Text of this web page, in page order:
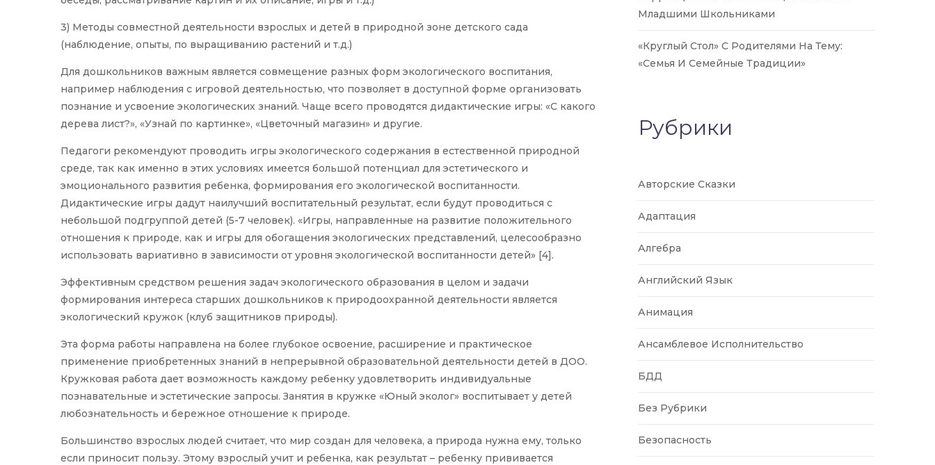
3) Методы совместной деятельности взрослых и детей в природной зоне детского сада
(наблюдение, опыты, по выращиванию растений и т.д.)
Для дошкольников важным является совмещение разных форм экологического воспитания,
например наблюдения с игровой деятельностью, что позволяет в доступной форме организовать
познание и усвоение экологических знаний. Чаще всего проводятся дидактические игры: «С какого
дерева лист?», «Узнай по картинке», «Цветочный магазин» и другие.
Педагоги рекомендуют проводить игры экологического содержания в естественной природной
среде, так как именно в этих условиях имеется большой потенциал для эстетического и
эмоционального развития ребенка, формирования его экологической воспитанности.
Дидактические игры дадут наилучший воспитательный результат, если будут проводиться с
небольшой подгруппой детей (5-7 человек). «Игры, направленные на развитие положительного
отношения к природе, как и игры для обогащения экологических представлений, целесообразно
использовать вариативно в зависимости от уровня экологической воспитанности детей» [4].
Эффективным средством решения задач экологического образования в целом и задачи
формирования интереса старших дошкольников к природоохранной деятельности является
экологический кружок (клуб защитников природы).
Эта форма работы направлена на более глубокое освоение, расширение и практическое
применение приобретенных знаний в непрерывной образовательной деятельности детей в ДОО.
Кружковая работа дает возможность каждому ребенку удовлетворить индивидуальные
познавательные и эстетические запросы. Занятия в кружке «Юный эколог» воспитывает у детей
любознательность и бережное отношение к природе.
Большинство взрослых людей считает, что мир создан для человека, а природа нужна ему, только
если приносит пользу. Этому взрослый учит и ребенка, как результат – ребенку прививается
Младшими Школьниками
«Круглый Стол» С Родителями На Тему:
«Семья И Семейные Традиции»
Рубрики
Авторские Сказки
Адаптация
Алгебра
Английский Язык
Анимация
Ансамблевое Исполнительство
БДД
Без Рубрики
Безопасность